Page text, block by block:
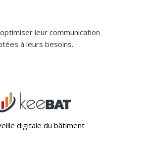
leur communication
à leurs besoins.
digitale du bâtiment